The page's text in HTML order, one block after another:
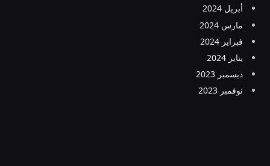
أبريل 2024
مارس 2024
فبراير 2024
يناير 2024
ديسمبر 2023
نوفمبر 2023